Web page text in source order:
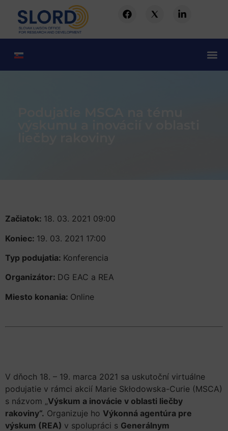
Začiatok: 18. 03. 2021 09:00
Koniec: 19. 03. 2021 17:00
Typ podujatia: Konferencia
Organizátor: DG EAC a REA
Miesto konania: Online
V dňoch 18. – 19. marca 2021 sa uskutoční virtuálne
podujatie v rámci akcií Marie Skłodowska-Curie (MSCA)
s názvom „Výskum a inovácie v oblasti liečby
rakoviny“. Organizuje ho Výkonná agentúra pre
výskum (REA) v spolupráci s Generálnym